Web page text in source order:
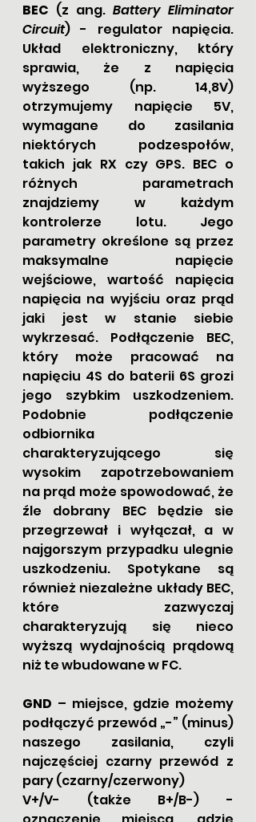
BEC (z ang. Battery Eliminator
Circuit) - regulator napięcia.
Układ elektroniczny, który
sprawia, że z napięcia
wyższego (np. 14,8V)
otrzymujemy napięcie 5V,
wymagane do zasilania
niektórych podzespołów,
takich jak RX czy GPS. BEC o
różnych parametrach
znajdziemy w każdym
kontrolerze lotu. Jego
parametry określone są przez
maksymalne napięcie
wejściowe, wartość napięcia
napięcia na wyjściu oraz prąd
jaki jest w stanie siebie
wykrzesać. Podłączenie BEC,
który może pracować na
napięciu 4S do baterii 6S grozi
jego szybkim uszkodzeniem.
Podobnie podłączenie
odbiornika
charakteryzującego się
wysokim zapotrzebowaniem
na prąd może spowodować, że
źle dobrany BEC będzie sie
przegrzewał i wyłączał, a w
najgorszym przypadku ulegnie
uszkodzeniu. Spotykane są
również niezależne układy BEC,
które zazwyczaj
charakteryzują się nieco
wyższą wydajnością prądową
niż te wbudowane w FC.
GND – miejsce, gdzie możemy
podłączyć przewód „-” (minus)
naszego zasilania, czyli
najczęściej czarny przewód z
pary (czarny/czerwony)
V+/V- (także B+/B-) -